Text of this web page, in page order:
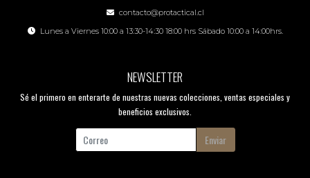
contacto@protactical.cl
Lunes a Viernes 10:00 a 13:30-14:30 18:00 hrs Sábado 10:00 a 14:00hrs.
NEWSLETTER
Sé el primero en enterarte de nuestras nuevas colecciones, ventas especiales y
beneficios exclusivos.
Enviar